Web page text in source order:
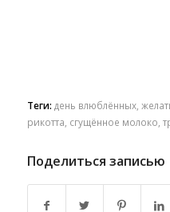
Теги: день влюблённых,
рикотта сгущённое молоко
Поделиться записью